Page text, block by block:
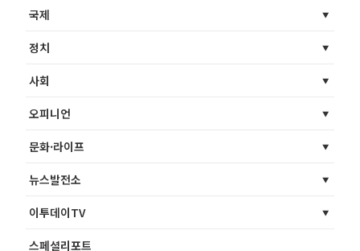
국제
정치
사회
오피니언
문화·라이프
뉴스발전소
이투데이TV
스페셜리포트